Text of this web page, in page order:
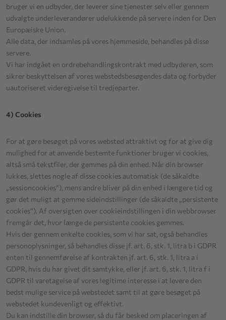
bruger vi en udbyder, der leverer sine tjenester selv eller gennem
udvalgte underleverandører udelukkende på servere inden for Den
Europæiske Union.
Alle data, der indsamles på vores hjemmeside, behandles på disse
servere.
Vi har indgået en ordrebehandlingskontrakt med udbyderen, som
sikrer beskyttelsen af vores webstedsbesøgendes data og forbyder
uautoriseret videregivelse til tredjeparter.
4) Cookies
For at gøre besøget på vores websted attraktivt og for at give dig
mulighed for at anvende bestemte funktioner bruger vi cookies,
altså små tekstfiler, der gemmes på din enhed. Når din browser
lukkes, slettes nogle af disse cookies automatisk (de såkaldte
„sessioncookies“), mens andre bliver på din enhed i længere tid og
gør det muligt at gemme sideindstillinger (de såkaldte „persistente
cookies“). Af oversigten over cookieindstillingen i din webbrowser
fremgår det, hvor længe de persistente cookies gemmes.
Hvis der gennem enkelte cookies, som vi har sat, også behandles
personoplysninger, så behandles disse jf. art. 6, stk. 1, litra b i GDPR
enten til gennemførelse af kontrakten jf. art. 6, stk. 1, litra a i
GDPR, hvis du har givet dit samtykke, eller jf. art. 6, stk. 1, litra f i
GDPR til varetagelse af vores legitime interesse i at levere den
bedst mulige service på webstedet samt til at gøre besøget på
webstedet kundevenligt og effektivt.
Du kan indstille din browser, så du får besked om placeringen af